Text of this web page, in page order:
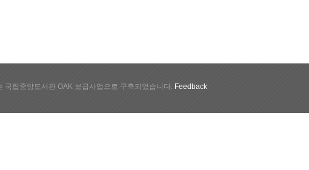
국립중앙도서관 OAK 보급사업으로 구축되었습니다. Feedback